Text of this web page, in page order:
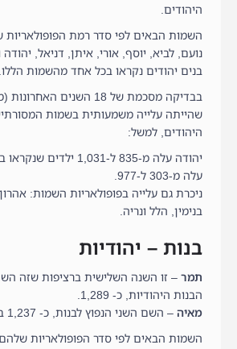
היהודים.
השמות הבאים לפי סדר רמת הפופולאריות
בנים יהודים נקראו בכל אחד מהשמות הללו.
שהייתה עלייה משמעותית בשמות
היהודים, למשל:
יהודה עלה מ-835 ל-1,031
עלה מ-303 ל-977.
ניכרת גם עלייה בפופולאריות השמות:
בנימין, הלל ונריה.
בנות – יהודיות
תמר– זו השנה השלישית ברציפות שזה
הבנות היהודיות, כ- 1,289.
מאיה– השם השני הנפוץ לבנות, כ- 1,237 בנות נקראו כך ב-2018.
השמות הבאים לפי סדר הפופולאריות שלהם: